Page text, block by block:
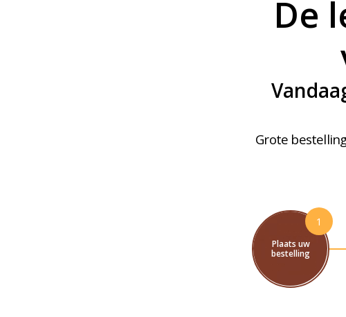
De
Grote
1
Plaats uw
bestelling